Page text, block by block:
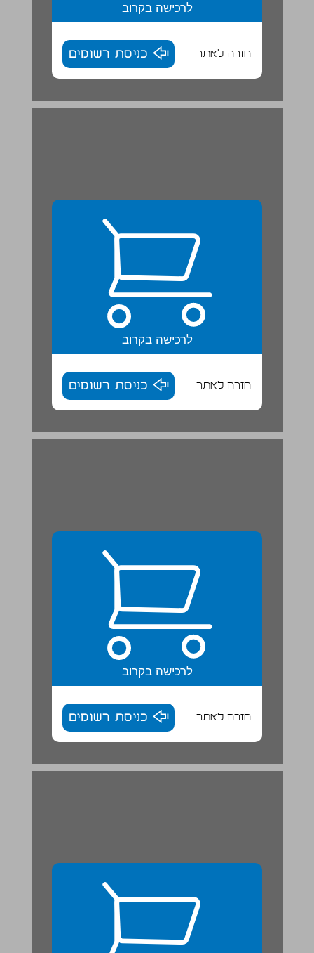
לרכישה בקרוב
חזרה לאתר כניסת רשומים
לרכישה בקרוב
חזרה לאתר כניסת רשומים
לרכישה בקרוב
חזרה לאתר כניסת רשומים